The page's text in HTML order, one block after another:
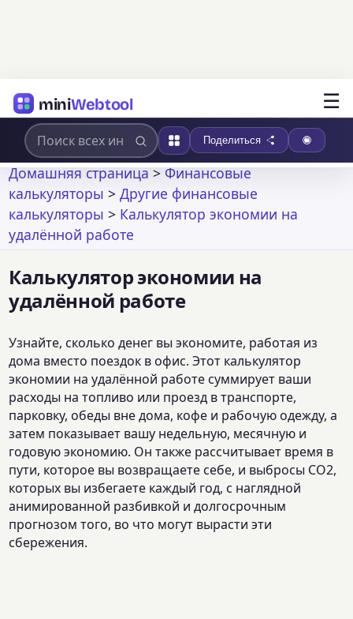
miniWebtool ☰
Поделиться
Домашняя страница>Финансовые
калькуляторы >Другие финансовые
калькуляторы > Калькулятор экономии на
удалённой работе
Калькулятор экономии на
удалённой работе
Узнайте, сколько денег вы экономите, работая из
дома вместо поездок в офис. Этот калькулятор
экономии на удалённой работе суммирует ваши
расходы на топливо или проезд в транспорте,
парковку, обеды вне дома, кофе и рабочую одежду, а
затем показывает вашу недельную, месячную и
годовую экономию. Он также рассчитывает время в
пути, которое вы возвращаете себе, и выбросы CO2,
которых вы избегаете каждый год, с наглядной
анимированной разбивкой и долгосрочным
прогнозом того, во что могут вырасти эти
сбережения.